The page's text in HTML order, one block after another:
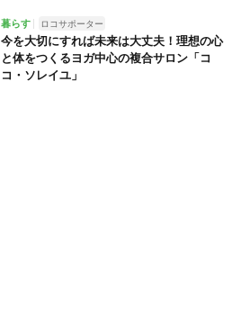
暮らす ロコサポーター
今を大切にすれば未来は大丈夫！理想の心
と体をつくるヨガ中心の複合サロン「コ
コ・ソレイユ」